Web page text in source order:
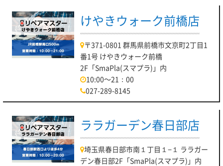
けやきウォーク前橋店
〒371-0801 群馬県前橋市文京町2丁目1
番1号 けやきウォーク前橋
2F「SmaPla(スマプラ)」内
10:00～21：00
027-289-8145
ララガーデン春日部店
埼玉県春日部市南１丁目１−１ ララガー
デン春日部2F「SmaPla(スマプラ)」内